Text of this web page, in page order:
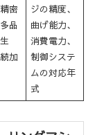
密
品
加
ジの精度、
曲げ能力、
消費電力、
制御システ
ムの対応年
式